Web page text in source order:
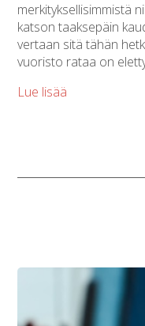
merkityksellisimmistä
katson taaksepäin
vertaan sitä tähän
vuoristo rataa on
Lue lisää